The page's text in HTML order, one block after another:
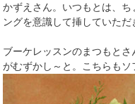
かずえさん。いつもとは、
ングを意識して挿していただ
ブーケレッスンのまつもと
がむずかし～と。こちらもソ